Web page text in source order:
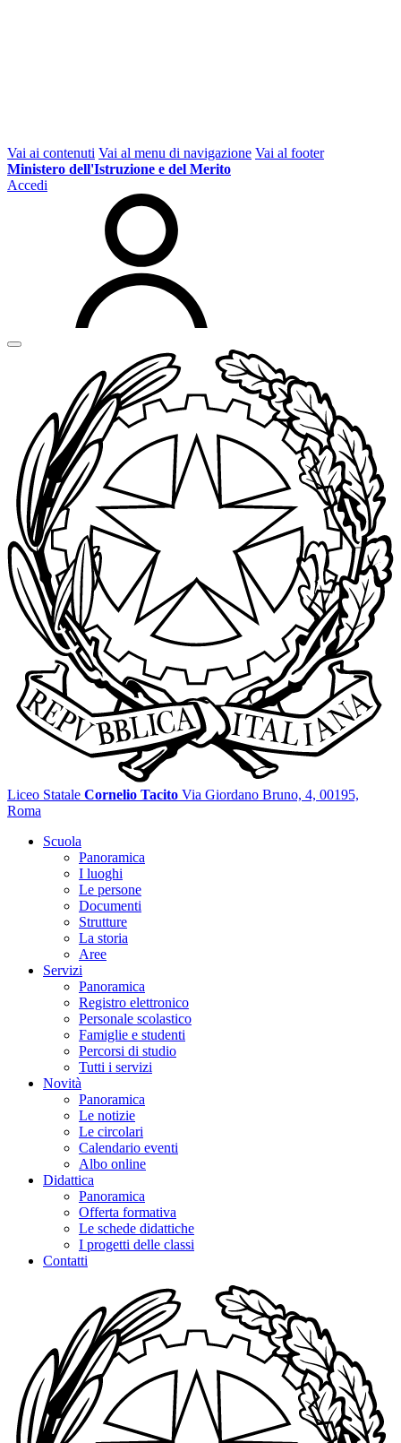
Vai ai contenuti Vai al menu di navigazione Vai al footer
Ministero dell'Istruzione e del Merito
Accedi
Liceo Statale Cornelio Tacito Via Giordano Bruno, 4, 00195,
Roma
Scuola
Panoramica
I luoghi
Le persone
Documenti
Strutture
La storia
Aree
Servizi
Panoramica
Registro elettronico
Personale scolastico
Famiglie e studenti
Percorsi di studio
Tutti i servizi
Novità
Panoramica
Le notizie
Le circolari
Calendario eventi
Albo online
Didattica
Panoramica
Offerta formativa
Le schede didattiche
I progetti delle classi
Contatti